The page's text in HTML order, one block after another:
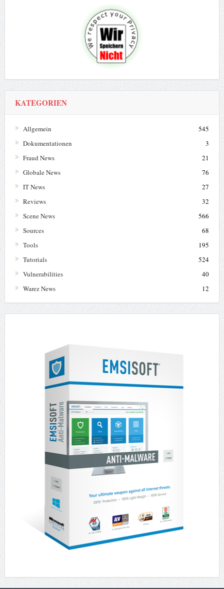
KATEGORIEN
Allgemein
545
Dokumentationen
3
Fraud News
21
Globale News
76
IT News
27
Reviews
32
Scene News
566
Sources
68
Tools
195
Tutorials
524
Vulnerabilities
40
Warez News
12